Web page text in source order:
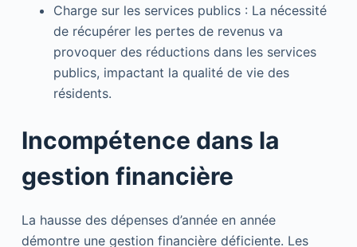
Charge sur les services publics : La nécessité
de récupérer les pertes de revenus va
provoquer des réductions dans les services
publics, impactant la qualité de vie des
résidents.
Incompétence dans la
gestion financière
La hausse des dépenses d’année en année
démontre une gestion financière déficiente. Les